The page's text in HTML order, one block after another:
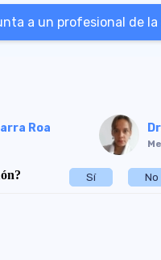
a un profesional de la
Roa
Sí No